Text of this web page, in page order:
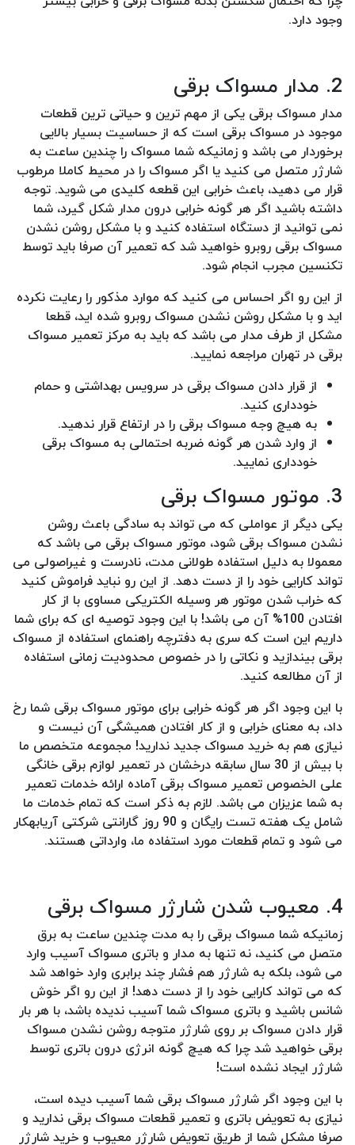
وجود دارد.
2. مدار مسواک برقی
مدار مسواک برقی یکی از مهم ترین و حیاتی ترین قطعات
موجود در مسواک برقی است که از حساسیت بسیار بالایی
برخوردار می باشد و زمانیکه شما مسواک را چندین ساعت به
شارژر متصل می کنید یا اگر مسواک را در محیط کاملا مرطوب
قرار می دهید، باعث خرابی این قطعه کلیدی می شوید. توجه
داشته باشید اگر هر گونه خرابی درون مدار شکل گیرد، شما
نمی توانید از دستگاه استفاده کنید و با مشکل روشن نشدن
مسواک برقی روبرو خواهید شد که تعمیر آن صرفا باید توسط
تکنسین مجرب انجام شود.
از این رو اگر احساس می کنید که موارد مذکور را رعایت نکرده
اید و با مشکل روشن نشدن مسواک روبرو شده اید، قطعا
مشکل از طرف مدار می باشد که باید به مرکز تعمیر مسواک
برقی در تهران مراجعه نمایید.
از قرار دادن مسواک برقی در سرویس بهداشتی و حمام
خودداری کنید.
به هیچ وجه مسواک برقی را در ارتفاع قرار ندهید.
از وارد شدن هر گونه ضربه احتمالی به مسواک برقی
خودداری نمایید.
3. موتور مسواک برقی
یکی دیگر از عواملی که می تواند به سادگی باعث روشن
نشدن مسواک برقی شود، موتور مسواک برقی می باشد که
معمولا به دلیل استفاده طولانی مدت، نادرست و غیراصولی می
تواند کارایی خود را از دست دهد. از این رو نباید فراموش کنید
که خراب شدن موتور هر وسیله الکتریکی مساوی با از کار
افتادن 100% آن می باشد! با این وجود توصیه ای که برای شما
داریم این است که سری به دفترچه راهنمای استفاده از مسواک
برقی بیندازید و نکاتی را در خصوص محدودیت زمانی استفاده
از آن مطالعه کنید.
با این وجود اگر هر گونه خرابی برای موتور مسواک برقی شما رخ
داد، به معنای خرابی و از کار افتادن همیشگی آن نیست و
نیازی هم به خرید مسواک جدید ندارید! مجموعه متخصص ما
با بیش از 30 سال سابقه درخشان در تعمیر لوازم برقی خانگی
علی الخصوص تعمیر مسواک برقی آماده ارائه خدمات تعمیر
به شما عزیزان می باشد. لازم به ذکر است که تمام خدمات ما
شامل یک هفته تست رایگان و 90 روز گارانتی شرکتی آریابهکار
می شود و تمام قطعات مورد استفاده ما، وارداتی هستند.
4. معیوب شدن شارژر مسواک برقی
زمانیکه شما مسواک برقی را به مدت چندین ساعت به برق
متصل می کنید، نه تنها به مدار و باتری مسواک آسیب وارد
می شود، بلکه به شارژر هم فشار چند برابری وارد خواهد شد
که می تواند کارایی خود را از دست دهد! از این رو اگر خوش
شانس باشید و باتری مسواک شما آسیب ندیده باشد، با هر بار
قرار دادن مسواک بر روی شارژر متوجه روشن نشدن مسواک
برقی خواهید شد چرا که هیچ گونه انرژی درون باتری توسط
شارژر ایجاد نشده است!
با این وجود اگر شارژر مسواک برقی شما آسیب دیده است،
نیازی به تعویض باتری و تعمیر قطعات مسواک برقی ندارید و
صرفا مشکل شما از طریق تعویض شارژر معیوب و خرید شارژر